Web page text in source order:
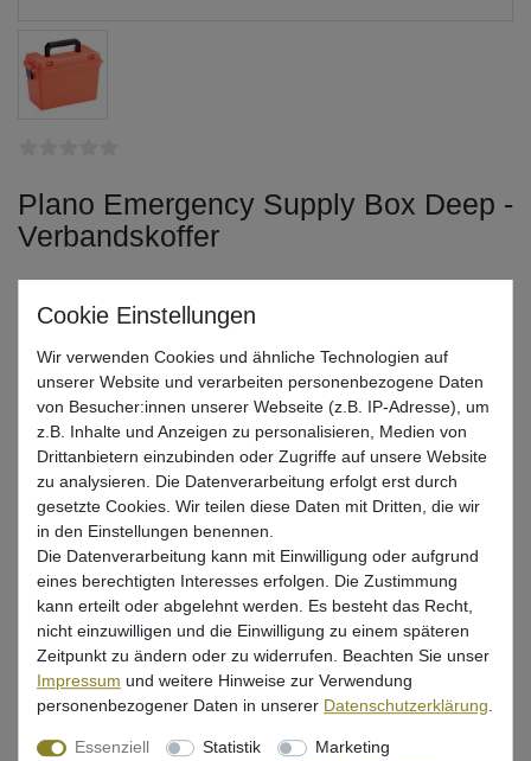
Plano Emergency Supply Box Deep -
Verbandskoffer
UVP 49,99 €
41,84 EUR *
* inkl. ges. MwSt. zzgl.Versandkosten
Lieferzeit 1-3 Tage (Deutschland); 3-7 Tage (Ausland)
Informationen zur Berechnung des Liefertermins hier
Nur noch 4 Stück verfügbar
In den Warenkorb
Wunschliste
Wir verwenden Cookies und ähnliche Technologien auf
unserer Website und verarbeiten personenbezogene Daten
von Besucher:innen unserer Webseite (z.B. IP-Adresse), um
z.B. Inhalte und Anzeigen zu personalisieren, Medien von
Drittanbietern einzubinden oder Zugriffe auf unsere Website
zu analysieren. Die Datenverarbeitung erfolgt erst durch
gesetzte Cookies. Wir teilen diese Daten mit Dritten, die wir
in den Einstellungen benennen.
Die Datenverarbeitung kann mit Einwilligung oder aufgrund
eines berechtigten Interesses erfolgen. Die Zustimmung
kann erteilt oder abgelehnt werden. Es besteht das Recht,
nicht einzuwilligen und die Einwilligung zu einem späteren
Zeitpunkt zu ändern oder zu widerrufen. Beachten Sie unser
Impressum und weitere Hinweise zur Verwendung
personenbezogener Daten in unserer Daten­schutz­erklärung.
Essenziell Statistik
Marketing